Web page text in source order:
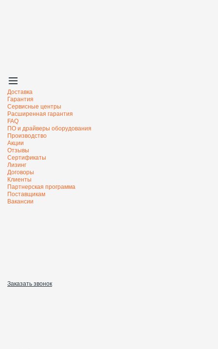
Доставка
Гарантия
Сервисные центры
Расширенная гарантия
FAQ
ПО и драйверы оборудования
Производство
Акции
Отзывы
Сертификаты
Лизинг
Договоры
Клиенты
Партнерская программа
Поставщикам
Вакансии
Заказать звонок